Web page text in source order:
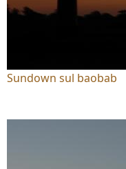
Sundown sul baobab